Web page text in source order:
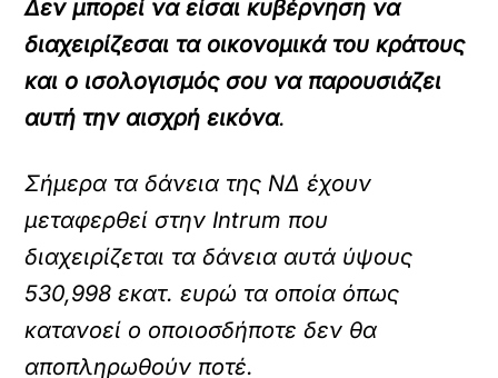
Δεν μπορεί να είσαι κυβέρνηση να
διαχειρίζεσαι τα οικονομικά του κράτους
και ο ισολογισμός σου να παρουσιάζει
αυτή την αισχρή εικόνα.
Σήμερα τα δάνεια της ΝΔ έχουν
μεταφερθεί στην Intrum που
διαχειρίζεται τα δάνεια αυτά ύψους
530,998 εκατ. ευρώ τα οποία όπως
κατανοεί ο οποιοσδήποτε δεν θα
αποπληρωθούν ποτέ.